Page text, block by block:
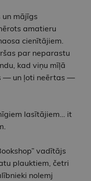
mājīgs
amatieru
cienītājiem.
par neparastu
kad viņu mīļā
— un ļoti neērtas —
lasītājiem… it
vadītājs
plauktiem, četri
nolemj